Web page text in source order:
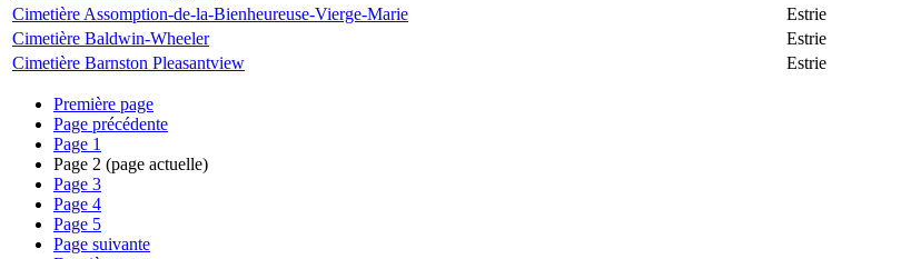
Cimetière Assomption-de-la-Bienheureuse-Vierge-Marie
Estrie
Cimetière Baldwin-Wheeler
Estrie
Cimetière Barnston Pleasantview
Estrie
Première page
Page précédente
Page 1
Page 2 (page actuelle)
Page 3
Page 4
Page 5
Page suivante